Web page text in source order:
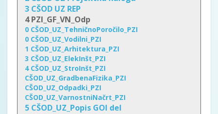
3 CŠOD UZ REP
4 PZI_GF_VN_Odp
0 CŠOD_UZ_TehničnoPoročilo_PZI
0 CŠOD_UZ_Vodilni_PZI
1 CŠOD_UZ_Arhitektura_PZI
3 CŠOD_UZ_ElekInšt_PZI
4 CŠOD_UZ_StroInšt_PZI
CŠOD_UZ_GradbenaFizika_PZI
CŠOD_UZ_Odpadki_PZI
CŠOD_UZ_VarnostniNačrt_PZI
5 CŠOD_UZ_Popis GOI del